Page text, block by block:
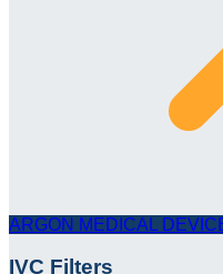
ARGON MEDICAL
IVC Filters